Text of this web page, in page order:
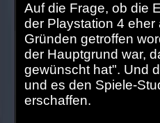
Auf die Frage, ob die
der Playstation 4
Gründen getroffen
der Hauptgrund war,
gewünscht hat". Und
und es den Spiele-
erschaffen.